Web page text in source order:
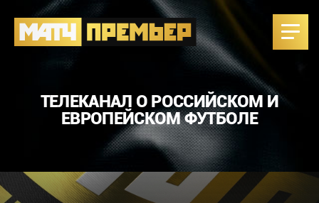
ТЕЛЕКАНАЛ О РОССИЙСКОМ И
ЕВРОПЕЙСКОМ ФУТБОЛЕ